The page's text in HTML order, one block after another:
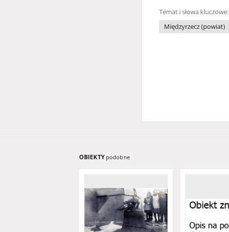
Temat i słowa kluczowe:
Międzyrzecz (powiat)
OBIEKTY podobne